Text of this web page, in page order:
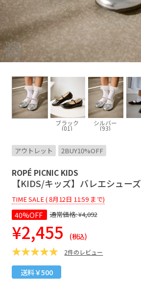
ブラック
(01)
シルバー
(93)
アウトレット 2BUY10%OFF
ROPÉ PICNIC KIDS
【KIDS/キッズ】バレエシューズ
TIME SALE ( 8月12日 11:59 まで)
40%OFF 通常価格:¥4,092
¥2,455 (税込)
2件のレビュー
送料￥500